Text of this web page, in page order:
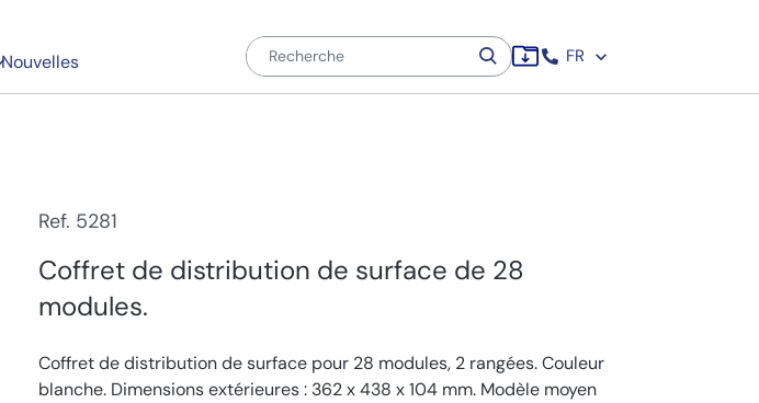
Nouvelles FR
Ref. 5281
Coffret de distribution de surface de 28
modules.
Coffret de distribution de surface pour 28 modules, 2 rangées. Couleur
blanche. Dimensions extérieures : 362 x 438 x 104 mm. Modèle moyen